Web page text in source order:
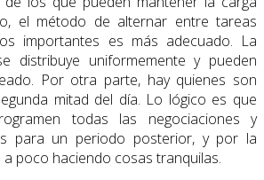
el método de alternar entre tareas
importantes es más adecuado. La
distribuye uniformemente y pueden
Por otra parte, hay quienes son
mitad del día. Lo lógico es que
todas las negociaciones y
para un periodo posterior, y por la
poco haciendo cosas tranquilas.